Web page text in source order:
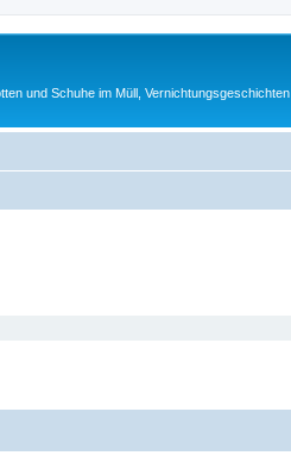
und Schuhe im Müll, Vernichtungsgeschichten